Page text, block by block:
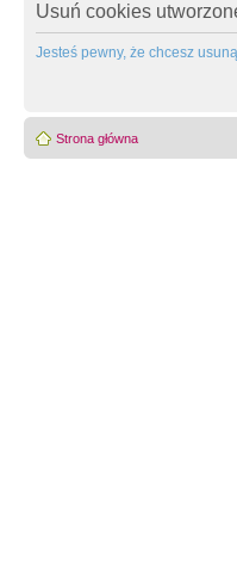
Usuń cookies
Jesteś pewny, że chcesz
Strona główna